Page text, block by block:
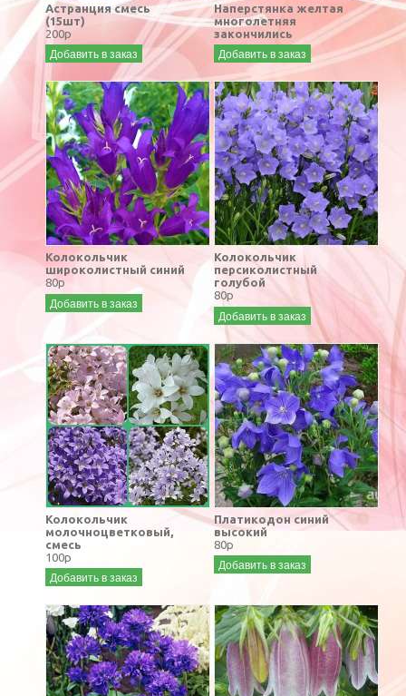
Астранция смесь
(15шт)
200р
Добавить в заказ
Наперстянка желтая
многолетняя
закончились
Добавить в заказ
Колокольчик
широколистный синий
80р
Добавить в заказ
Колокольчик
персиколистный
голубой
80р
Добавить в заказ
Колокольчик
молочноцветковый,
смесь
100р
Добавить в заказ
Платикодон синий
высокий
80р
Добавить в заказ